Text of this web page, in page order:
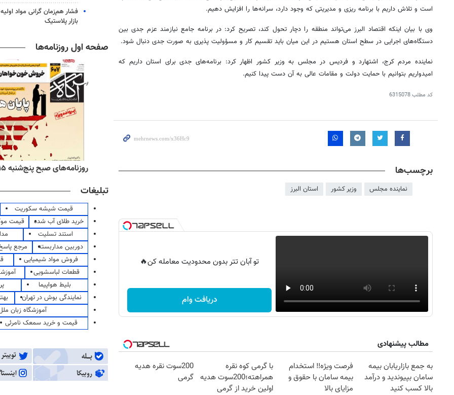
است و تلاش داریم با برنامه ریزی و مدیریتی که وجود دارد، سرانه‌ها را افزایش دهیم.
وی با بیان اینکه اقتصاد البرز می‌تواند منطقه را دچار تحول کند، تصریح کرد: در برنامه جامع نیازمند عزم جدی بین
دستگاه‌های اجرایی در سطح استان هستیم در این میان باید تقسیم کار و مسؤولیت پذیری به صورت جدی دنبال شود.
نماینده مردم کرج، اشتهارد و فردیس در مجلس به وزیر کشور اظهار کرد: برنامه‌های جدی برای استان داریم که
امیدواریم بتوانیم با حمایت دولت و مقامات عالی به آن دست پیدا کنیم.
کد مطلب6315078
برچسب‌ها
نماینده مجلس وزیر کشور استان البرز
تو آبان تتر بدون محدودیت معامله کن🔥
دریافت وام
مطالب پیشنهادی
به جمع بازاریابان بیمه
سامان بپیوندید و درآمد
بالا کسب کنید
فرصت ویژه‼️ استخدام
بیمه سامان با حقوق و
مزایای بالا
با گرمی کوه نقره
همراهته؛200سوت هدیه
اولین خرید از گرمی
200سوت نقره هدیه
گرمی
فشار هم‌زمان گرانی مواد
بازار پلاستیک
صفحه اول روزنامه‌ها
روزنامه‌های اقتصادی پنج‌شنبه ۱۵ مرداد ۱۴۰۵ روزنامه‌های صبح پنج‌شنبه ۱۵ مرداد ۱۴۰۵ روزنامه‌های ورزشی پنج‌شنبه ۱۵ مرداد ۱۴۰۵
تبلیغات
قیمت شیشه سکوریت
خرید طلای آب شده
قیمت
استند تسلیت
دوربین مداربسته
مرجع
فروش مواد شیمیایی
قطعات لباسشویی
بلیط هواپیما
نمایندگی بوش در تهران
آموزشگاه زبان
قیمت و خرید سمعک نامرئی